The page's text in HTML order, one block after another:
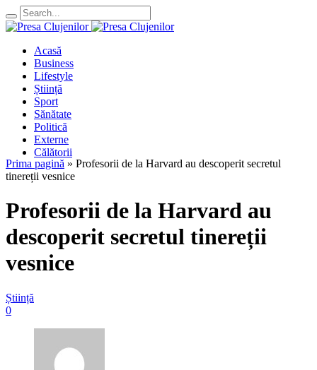
Acasă
Business
Lifestyle
Știință
Sport
Sănătate
Politică
Externe
Călătorii
Prima pagină » Profesorii de la Harvard au descoperit secretul
tinereții vesnice
Profesorii de la Harvard au
descoperit secretul tinereții
vesnice
Știință
0